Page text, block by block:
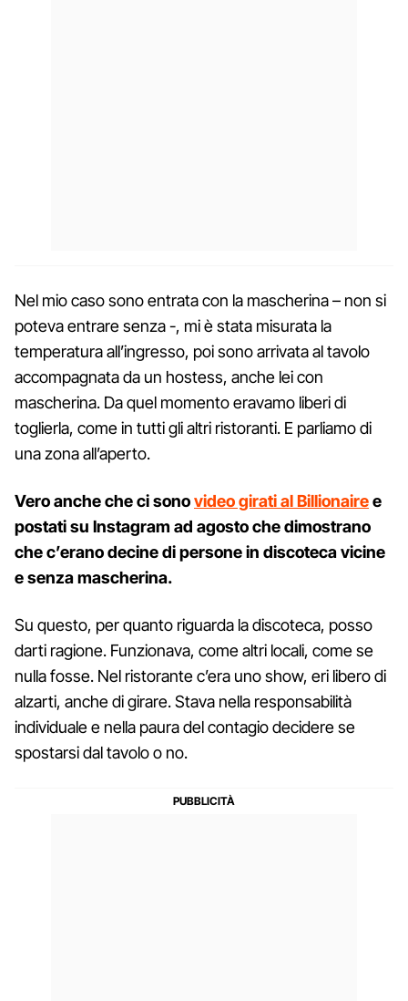
Nel mio caso sono entrata con la mascherina – non si
poteva entrare senza -, mi è stata misurata la
temperatura all’ingresso, poi sono arrivata al tavolo
accompagnata da un hostess, anche lei con
mascherina. Da quel momento eravamo liberi di
toglierla, come in tutti gli altri ristoranti. E parliamo di
una zona all’aperto.
Vero anche che ci sonovideo girati al Billionairee
postati su Instagram ad agosto che dimostrano
che c’erano decine di persone in discoteca vicine
e senza mascherina.
Su questo, per quanto riguarda la discoteca, posso
darti ragione. Funzionava, come altri locali, come se
nulla fosse. Nel ristorante c’era uno show, eri libero di
alzarti, anche di girare. Stava nella responsabilità
individuale e nella paura del contagio decidere se
spostarsi dal tavolo o no.